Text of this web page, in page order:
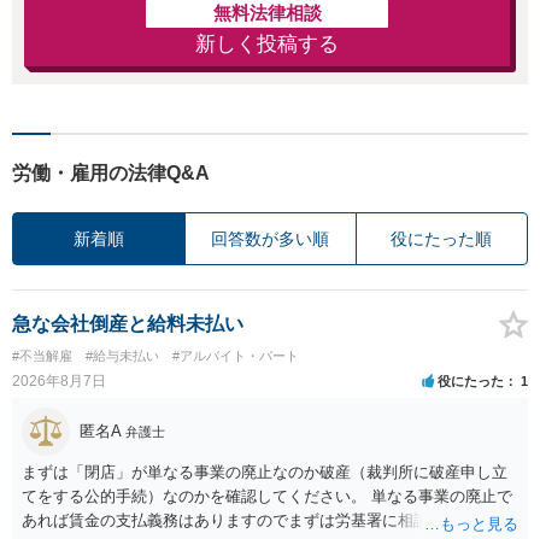
無料法律相談
新しく投稿する
労働・雇用の法律Q&A
新着順 回答数が多い順 役にたった順
急な会社倒産と給料未払い
#不当解雇 #給与未払い #アルバイト・パート
2026年8月7日 役にたった 1
匿名A 弁護士
まずは「閉店」が単なる事業の廃止なのか破産（裁判所に破産申し立
てをする公的手続）なのかを確認してください。 単なる事業の廃止で
あれば賃金の支払義務はありますのでまずは労基署に相談してくださ